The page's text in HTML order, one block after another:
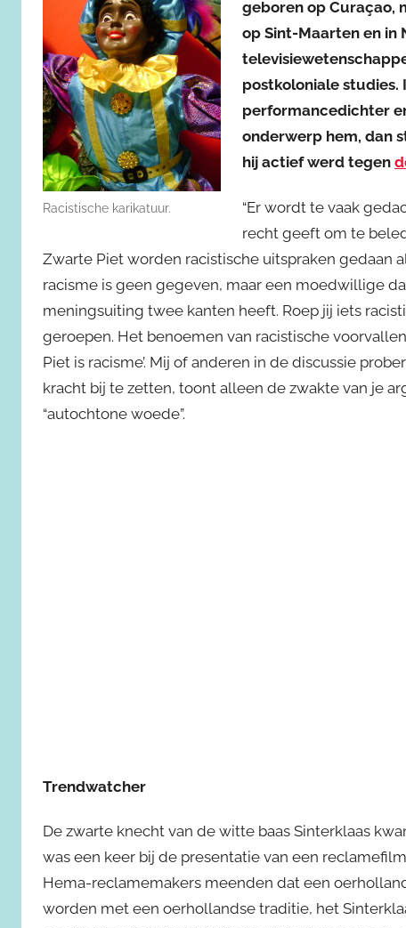
Racistische karikatuur.
geboren op Curaçao,
op Sint-Maarten en in
postkoloniale studies.
performancedichter
onderwerp hem, dan
hij actief werd tegen
“Er wordt te vaak
recht geeft om te
Zwarte Piet worden racistische uitspraken gedaan
racisme is geen gegeven, maar een moedwillige
meningsuiting twee kanten heeft. Roep jij iets
geroepen. Het benoemen van racistische
Piet is racisme’. Mij of anderen in de discussie
kracht bij te zetten, toont alleen de zwakte van je
“autochtone woede”.
Trendwatcher
De zwarte knecht van de witte baas Sinterklaas
was een keer bij de presentatie van een
Hema-reclamemakers meenden dat een
worden met een oerhollandse traditie, het